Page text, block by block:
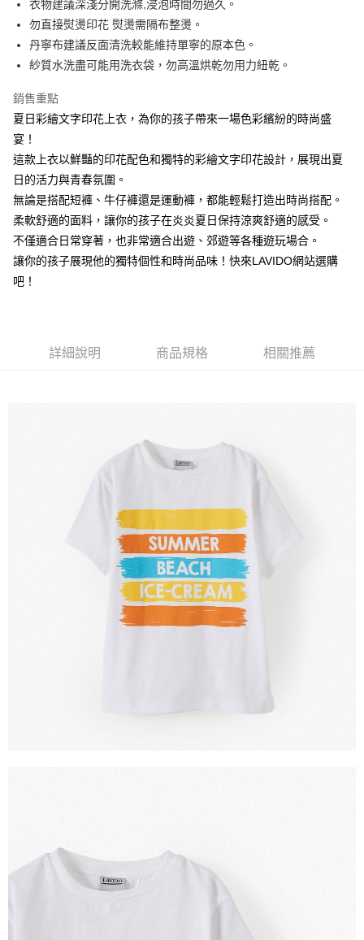
1.本服務由台灣大哥大提供，台灣大哥大用戶可立即使用無須另外申請。
2.付款方式選擇「大哥付你分期」，訂單成立後會自動跳轉到大哥付的交易
流程，驗證手機門號後，選擇欲分期的期數、繳款截止日，確認付款後即完
3.實際核准額度、可分期數及費用金額請依後續交易確認頁面所載為準。
消。如遇「轉專審核」未通過狀況，表示未達大哥付你分期系統評分，恕無
法說明評估內容。
【繳款方式說明】
1.分期款項不併入電信帳單，「大哥付你分期」於每月結算日後寄送繳費提
醒簡訊。
2.透過簡訊連結打開帳單後，可選擇「超商條碼／台灣大直營門市／銀行轉
帳／街口支付／iPASS MONEY」等通路繳費。
【注意事項】
用戶於交易時，得透過本服務購買商品或服務，並由商店將買賣／分期付款
買賣價金債權讓與本公司後，依約使用本公司帳單繳交帳款。
2.基於同意付款使用「大哥付你分期」之契約關係目的，商店將以您的個人
資料（包含姓名、電話或地址）提供予台灣大哥大進項蒐集、處理及利用，
ATM付款
運送方式
每筆NT$60，滿NT$1,200(含以上)免運費
付款後全家取貨
7-11取貨付款
每筆NT$60，滿NT$1,500(含以上)免運費
每筆NT$60，滿NT$1,500(含以上)免運費
宅配
衣物建議深淺分開洗滌,浸泡時間勿過久。
勿直接熨燙印花 熨燙需隔布整燙。
丹寧布建議反面清洗較能維持單寧的原本色。
紗質水洗盡可能用洗衣袋，勿高溫烘乾勿用力紐乾。
銷售重點
夏日彩繪文字印花上衣，為你的孩子帶來一場色彩繽紛的時尚盛
宴！
這款上衣以鮮豔的印花配色和獨特的彩繪文字印花設計，展現出夏
日的活力與青春氛圍。
無論是搭配短褲、牛仔褲還是運動褲，都能輕鬆打造出時尚搭配。
柔軟舒適的面料，讓你的孩子在炎炎夏日保持涼爽舒適的感受。
不僅適合日常穿著，也非常適合出遊、郊遊等各種遊玩場合。
讓你的孩子展現他的獨特個性和時尚品味！快來LAVIDO網站選購
吧！
詳細說明 商品規格 相關推薦